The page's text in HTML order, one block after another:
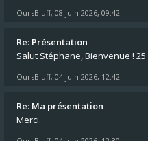
OursBluff, 08 juin 2026, 09:42
Re: Présentation
OursBluff, 04 juin 2026, 12:42
Re: Ma présentation
Merci.